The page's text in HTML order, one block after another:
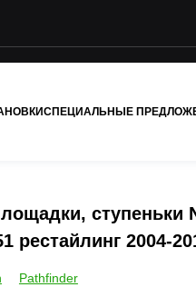
СПЕЦИАЛЬНЫЕ
ступеньки
рестайлинг 2004-
Pathfinder